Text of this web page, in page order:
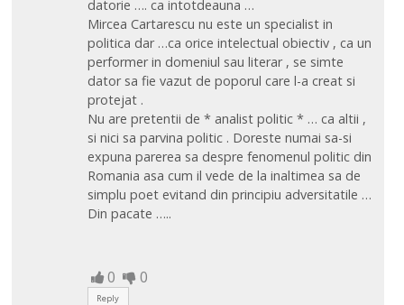
datorie …. ca intotdeauna …
Mircea Cartarescu nu este un specialist in
politica dar …ca orice intelectual obiectiv , ca un
performer in domeniul sau literar , se simte
dator sa fie vazut de poporul care l-a creat si
protejat .
Nu are pretentii de * analist politic * … ca altii ,
si nici sa parvina politic . Doreste numai sa-si
expuna parerea sa despre fenomenul politic din
Romania asa cum il vede de la inaltimea sa de
simplu poet evitand din principiu adversitatile …
Din pacate …..
0 0
Reply